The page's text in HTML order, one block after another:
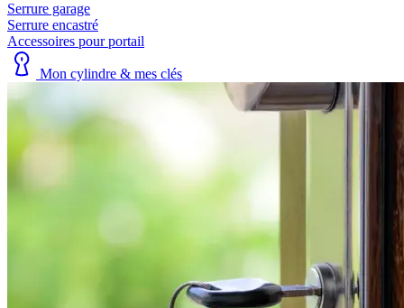
Serrure garage
Serrure encastré
Accessoires pour portail
Mon cylindre & mes clés